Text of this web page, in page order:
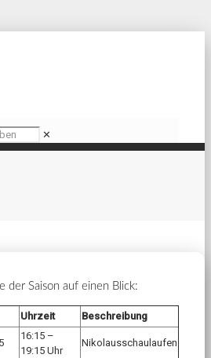
✕
der Saison auf einen Blick:
Uhrzeit Beschreibung
16:15 –
19:15 Uhr
Nikolausschaulaufen